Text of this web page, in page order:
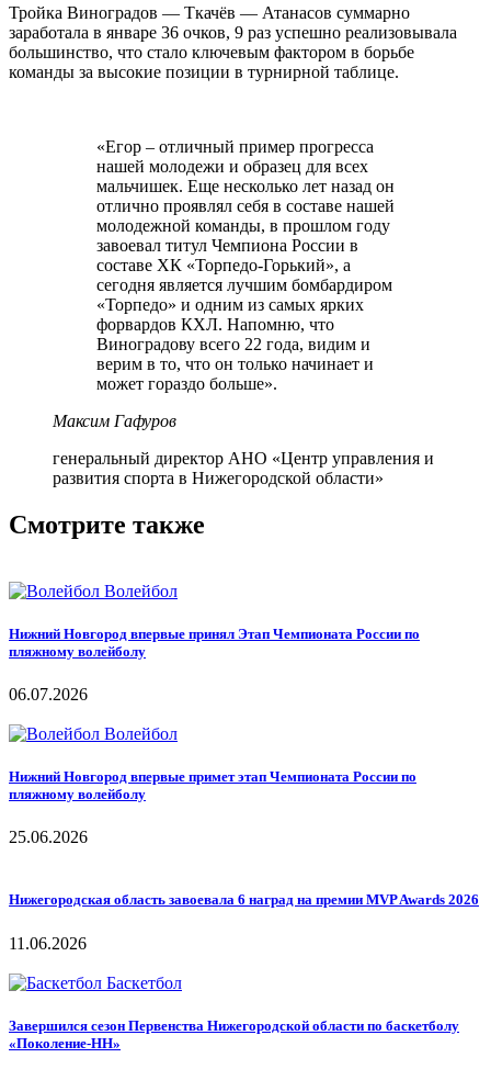
Тройка Виноградов — Ткачёв — Атанасов суммарно
заработала в январе 36 очков, 9 раз успешно реализовывала
большинство, что стало ключевым фактором в борьбе
команды за высокие позиции в турнирной таблице.
«Егор – отличный пример прогресса
нашей молодежи и образец для всех
мальчишек. Еще несколько лет назад он
отлично проявлял себя в составе нашей
молодежной команды, в прошлом году
завоевал титул Чемпиона России в
составе ХК «Торпедо-Горький», а
сегодня является лучшим бомбардиром
«Торпедо» и одним из самых ярких
форвардов КХЛ. Напомню, что
Виноградову всего 22 года, видим и
верим в то, что он только начинает и
может гораздо больше».
Максим Гафуров
генеральный директор АНО «Центр управления и
развития спорта в Нижегородской области»
Смотрите также
Волейбол
Нижний Новгород впервые принял Этап Чемпионата России по
пляжному волейболу
06.07.2026
Волейбол
Нижний Новгород впервые примет этап Чемпионата России по
пляжному волейболу
25.06.2026
Нижегородская область завоевала 6 наград на премии MVP Awards 2026
11.06.2026
Баскетбол
Завершился сезон Первенства Нижегородской области по баскетболу
«Поколение-НН»